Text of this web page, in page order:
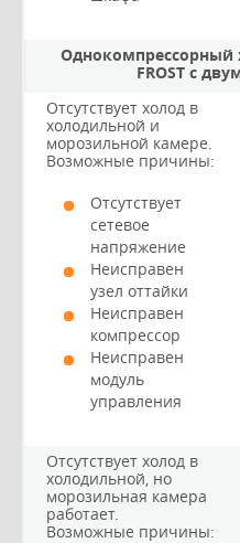
Однокомпрессорный
FROST с
Отсутствует холод в
холодильной и
морозильной камере.
Возможные причины:
Отсутствует
сетевое
напряжение
Неисправен
узел оттайки
Неисправен
компрессор
Неисправен
модуль
управления
Отсутствует холод в
холодильной, но
морозильная камера
работает.
Возможные причины: